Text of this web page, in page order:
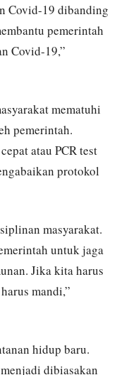
Covid-19 dibanding
pemerintah
Covid-19,”
mematuhi
pemerintah.
atau PCR test
protokol
masyarakat.
untuk jaga
Jika kita harus
mandi,”
hidup baru.
dibiasakan